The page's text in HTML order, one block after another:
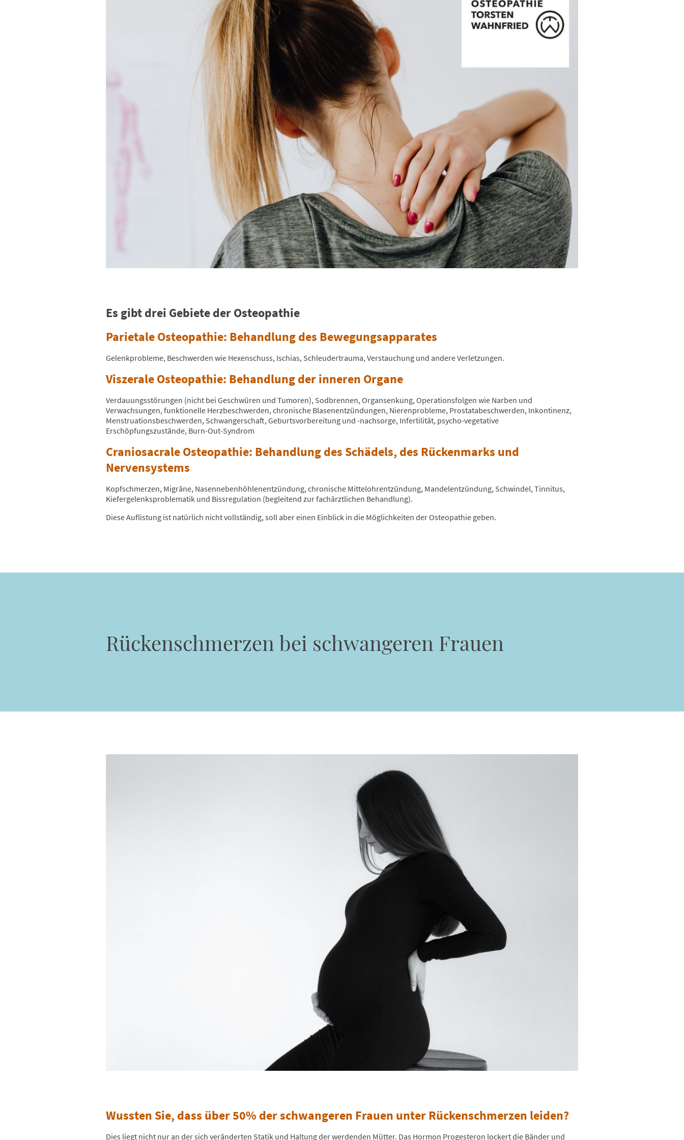
Es gibt drei Gebiete der Osteopathie
Parietale Osteopathie: Behandlung des Bewegungsapparates
Gelenkprobleme, Beschwerden wie Hexenschuss, Ischias, Schleudertrauma, Verstauchung und andere Verletzungen.
Viszerale Osteopathie: Behandlung der inneren Organe
Verdauungsstörungen (nicht bei Geschwüren und Tumoren), Sodbrennen, Organsenkung, Operationsfolgen wie Narben und
Verwachsungen, funktionelle Herzbeschwerden, chronische Blasenentzündungen, Nierenprobleme, Prostatabeschwerden, Inkontinenz,
Menstruationsbeschwerden, Schwangerschaft, Geburtsvorbereitung und -nachsorge, Infertilität, psycho-vegetative
Erschöpfungszustände, Burn-Out-Syndrom
Craniosacrale Osteopathie: Behandlung des Schädels, des Rückenmarks und
Nervensystems
Kopfschmerzen, Migräne, Nasennebenhöhlenentzündung, chronische Mittelohrentzündung, Mandelentzündung, Schwindel, Tinnitus,
Kiefergelenksproblematik und Bissregulation (begleitend zur fachärztlichen Behandlung).
Diese Auflistung ist natürlich nicht vollständig, soll aber einen Einblick in die Möglichkeiten der Osteopathie geben.
Rückenschmerzen bei schwangeren Frauen
Wussten Sie, dass über 50% der schwangeren Frauen unter Rückenschmerzen leiden?
Dies liegt nicht nur an der sich veränderten Statik und Haltung der werdenden Mütter. Das Hormon Progesteron lockert die Bänder und